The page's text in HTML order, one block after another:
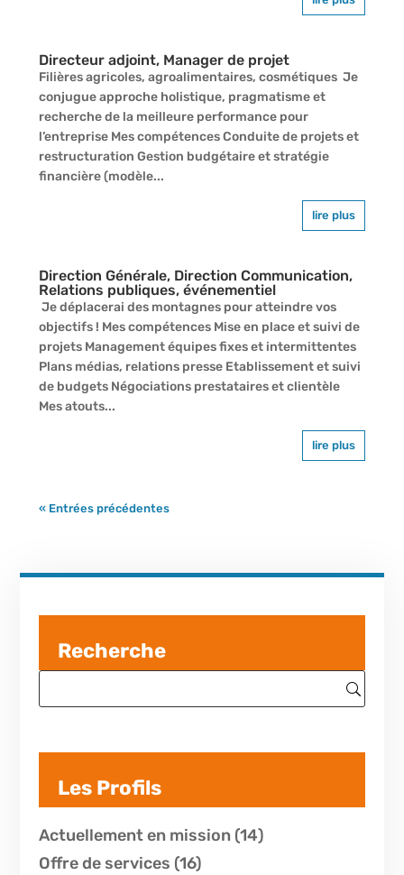
Directeur adjoint, Manager de projet
Filières agricoles, agroalimentaires, cosmétiques Je
conjugue approche holistique, pragmatisme et
recherche de la meilleure performance pour
l’entreprise Mes compétences Conduite de projets et
restructuration Gestion budgétaire et stratégie
financière (modèle...
lire plus
Direction Générale, Direction Communication,
Relations publiques, événementiel
Je déplacerai des montagnes pour atteindre vos
objectifs ! Mes compétences Mise en place et suivi de
projets Management équipes fixes et intermittentes
Plans médias, relations presse Etablissement et suivi
de budgets Négociations prestataires et clientèle
Mes atouts...
lire plus
« Entrées précédentes
Recherche
Les Profils
Actuellement en mission (14)
Offre de services (16)